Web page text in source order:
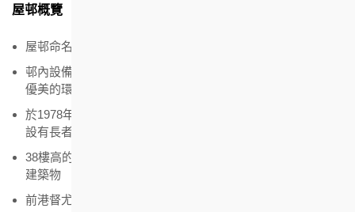
屋邨概覽
屋邨命名是紀念房協始創委員關祖堯爵士
邨內設備完善，為全港首個設有游泳池的公共屋邨，更憑著
優美的環境設計奪得建築設計獎項
於1978年設立「松齡舍」，為長者提供獨立居住式房屋，共
設有長者單位132個
38樓高的啟敬樓於1981年落成，是當年全球最高之公共屋邨
建築物
前港督尤德夫人於1982年到屋邨探訪